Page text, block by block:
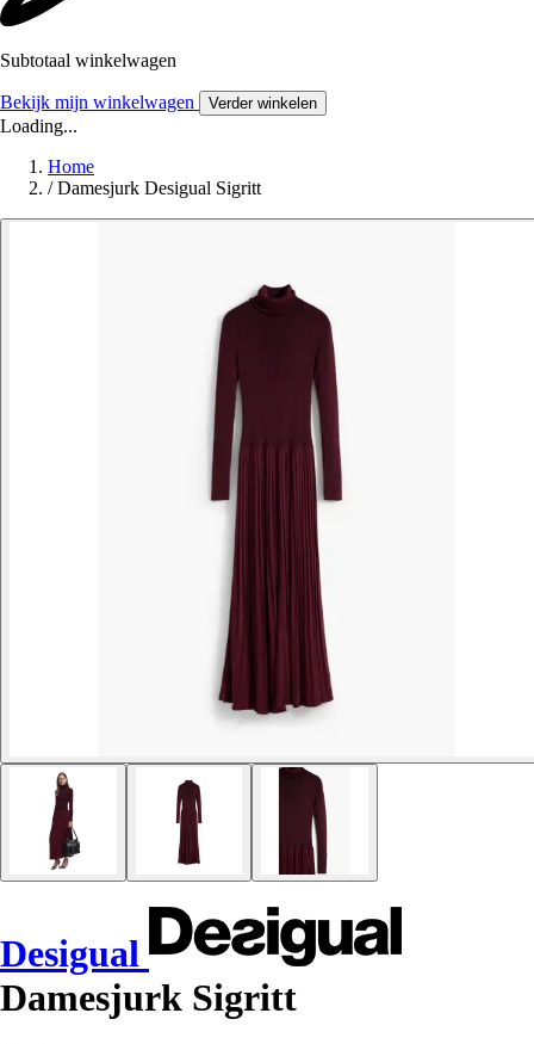
Subtotaal winkelwagen
Bekijk mijn winkelwagen Verder winkelen
Loading...
Home
/ Damesjurk Desigual Sigritt
Desigual
Damesjurk Sigritt